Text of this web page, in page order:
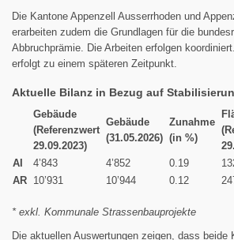
Die Kantone Appenzell Ausserrhoden und
erarbeiten zudem die Grundlagen für die
Abbruchprämie. Die Arbeiten erfolgen
erfolgt zu einem späteren Zeitpunkt.
Aktuelle Bilanz in Bezug auf
Gebäude
(Referenzwert
29.09.2023)
Gebäude
(31.05.2026)
Zunahme
(in %)
AI
4’843 4’852 0.19
AR 10’931 10’944 0.12
* exkl. Kommunale Strassenbauprojekte
Die aktuellen Auswertungen zeigen, dass beide